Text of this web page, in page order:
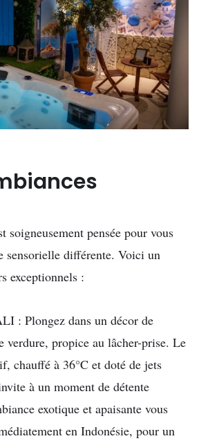
soigneusement pensée pour vous
sensorielle différente. Voici un
exceptionnels :
: Plongez dans un décor de
verdure, propice au lâcher-prise. Le
chauffé à 36°C et doté de jets
à un moment de détente
exotique et apaisante vous
en Indonésie, pour un